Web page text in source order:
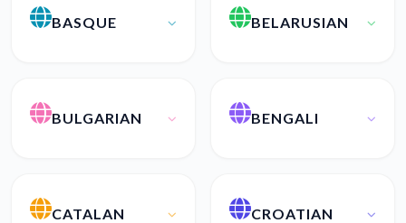
BASQUE BELARUSIAN
BULGARIAN BENGALI
CATALAN CROATIAN